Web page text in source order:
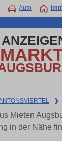
Auto
❯
Mieten
in der Nähe